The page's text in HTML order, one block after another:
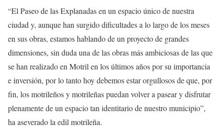
“El Paseo de las Explanadas en un espacio único de nuestra
ciudad y, aunque han surgido dificultades a lo largo de los meses
en sus obras, estamos hablando de un proyecto de grandes
dimensiones, sin duda una de las obras más ambiciosas de las que
se han realizado en Motril en los últimos años por su importancia
e inversión, por lo tanto hoy debemos estar orgullosos de que, por
fin, los motrileños y motrileñas puedan volver a pasear y disfrutar
plenamente de un espacio tan identitario de nuestro municipio”,
ha aseverado la edil motrileña.